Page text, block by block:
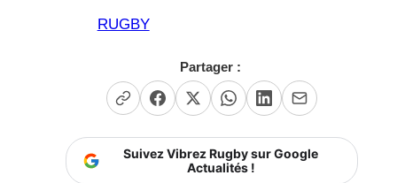
RUGBY
Partager :
Suivez Vibrez Rugby sur Google
Actualités !